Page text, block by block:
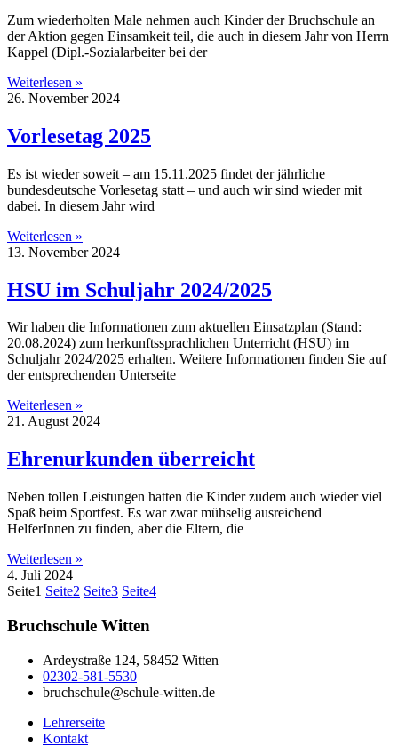
Zum wiederholten Male nehmen auch Kinder der Bruchschule an
der Aktion gegen Einsamkeit teil, die auch in diesem Jahr von Herrn
Kappel (Dipl.-Sozialarbeiter bei der
Weiterlesen »
26. November 2024
Vorlesetag 2025
Es ist wieder soweit – am 15.11.2025 findet der jährliche
bundesdeutsche Vorlesetag statt – und auch wir sind wieder mit
dabei. In diesem Jahr wird
Weiterlesen »
13. November 2024
HSU im Schuljahr 2024/2025
Wir haben die Informationen zum aktuellen Einsatzplan (Stand:
20.08.2024) zum herkunftssprachlichen Unterricht (HSU) im
Schuljahr 2024/2025 erhalten. Weitere Informationen finden Sie auf
der entsprechenden Unterseite
Weiterlesen »
21. August 2024
Ehrenurkunden überreicht
Neben tollen Leistungen hatten die Kinder zudem auch wieder viel
Spaß beim Sportfest. Es war zwar mühselig ausreichend
HelferInnen zu finden, aber die Eltern, die
Weiterlesen »
4. Juli 2024
Seite1 Seite2 Seite3 Seite4
Bruchschule Witten
Ardeystraße 124, 58452 Witten
02302-581-5530
bruchschule@schule-witten.de
Lehrerseite
Kontakt